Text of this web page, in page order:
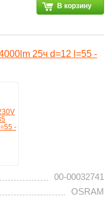
В корзину
25ч d=12 l=55 -
00-00032741
OSRAM